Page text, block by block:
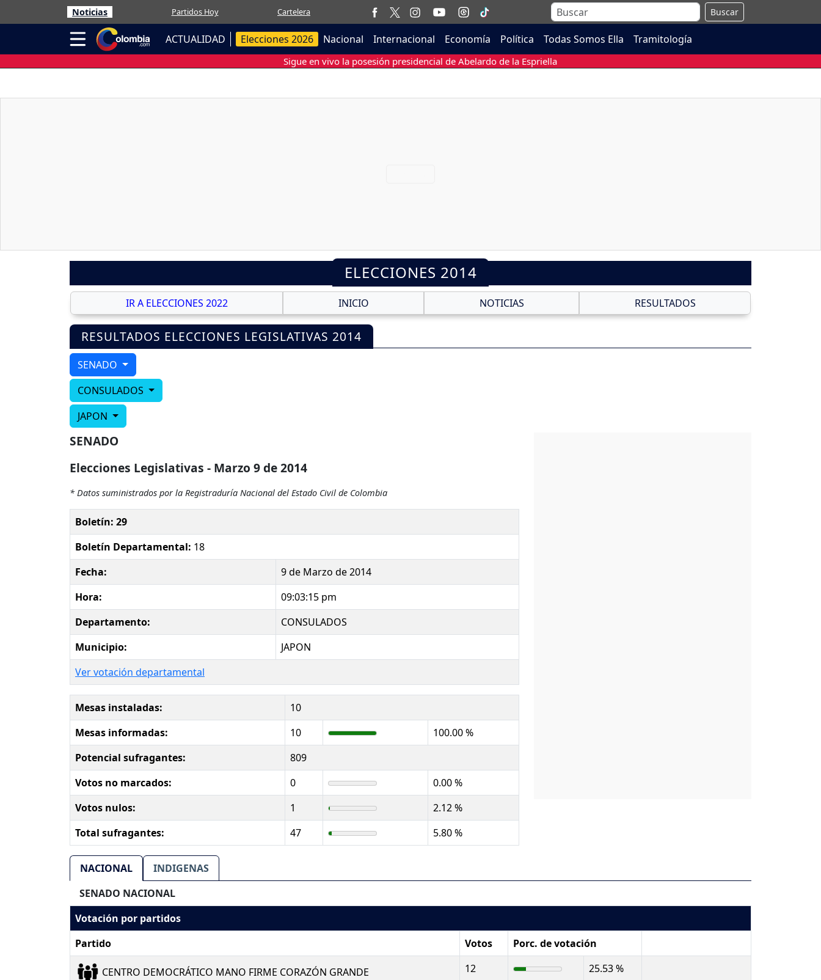
Noticias Partidos Hoy Cartelera Buscar
ACTUALIDAD Elecciones 2026 Nacional Internacional Economía Política Todas Somos Ella Tramitología
Sigue en vivo la posesión presidencial de Abelardo de la Espriella
ELECCIONES 2014
IR A ELECCIONES 2022 INICIO NOTICIAS RESULTADOS
RESULTADOS ELECCIONES LEGISLATIVAS 2014
SENADO
CONSULADOS
JAPON
SENADO
Elecciones Legislativas - Marzo 9 de 2014
* Datos suministrados por la Registraduría Nacional del Estado Civil de Colombia
Boletín: 29
Boletín Departamental: 18
Fecha:
9 de Marzo de 2014
Hora:
09:03:15 pm
Departamento:
CONSULADOS
Municipio:
JAPON
Ver votación departamental
Mesas instaladas:
10
Mesas informadas:
10
100.00 %
Potencial sufragantes:
809
Votos no marcados:
0
0.00 %
Votos nulos:
1
2.12 %
Total sufragantes:
47 5.80 %
NACIONAL
INDIGENAS
SENADO NACIONAL
Votación por partidos
Partido
Votos Porc. de votación
CENTRO DEMOCRÁTICO MANO FIRME CORAZÓN GRANDE 12 25.53 %